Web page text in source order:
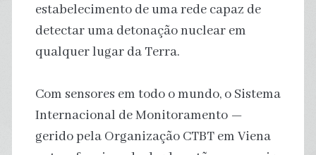
estabelecimento de uma rede capaz de
detectar uma detonação nuclear em
qualquer lugar da Terra.
Com sensores em todo o mundo, o Sistema
Internacional de Monitoramento —
gerido pela Organização CTBT em Viena